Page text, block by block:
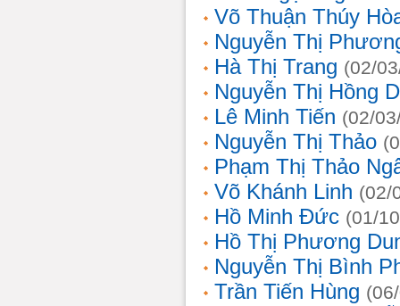
Võ Thuận Thúy
Nguyễn Thị
Hà Thị Trang (02/
Nguyễn Thị Hồng
Lê Minh Tiến (02/
Nguyễn Thị Thảo
Phạm Thị Thảo
Võ Khánh Linh (02/
Hồ Minh Đức (01/
Hồ Thị Phương
Nguyễn Thị Bình
Trần Tiến Hùng